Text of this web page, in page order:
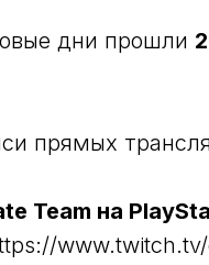
дни прошли
прямых
Team на